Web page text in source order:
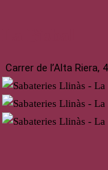
Carrer de l’Alta Riera, 4